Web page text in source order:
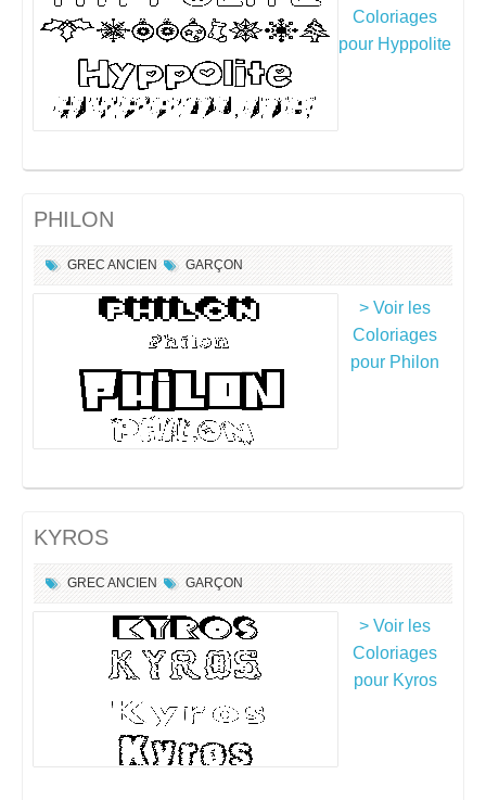
Coloriages
pour Hyppolite
PHILON
GREC ANCIEN GARÇON
> Voir les
Coloriages
pour Philon
KYROS
GREC ANCIEN GARÇON
> Voir les
Coloriages
pour Kyros